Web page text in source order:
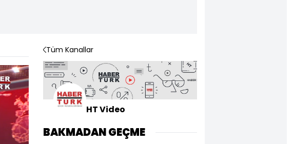
Tüm Kanallar
HT Video
BAKMADAN GEÇME